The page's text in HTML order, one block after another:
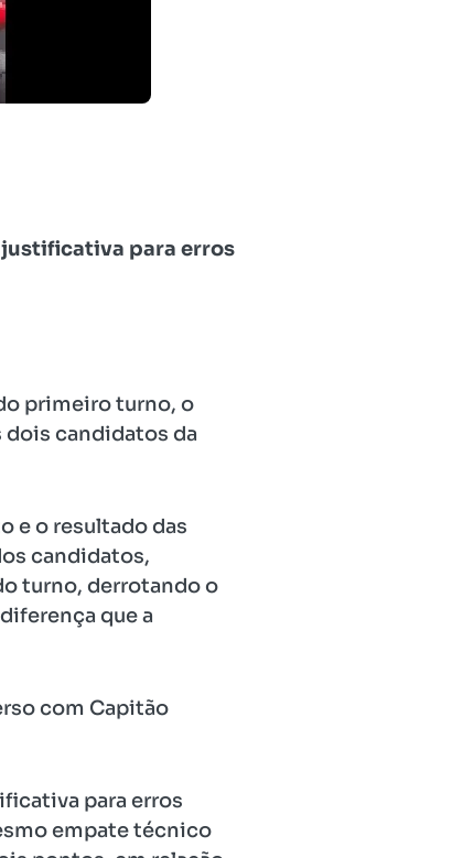
para erros
primeiro turno, o
dois candidatos da
e o resultado das
candidatos,
turno, derrotando o
que a
com Capitão
para erros
empate técnico